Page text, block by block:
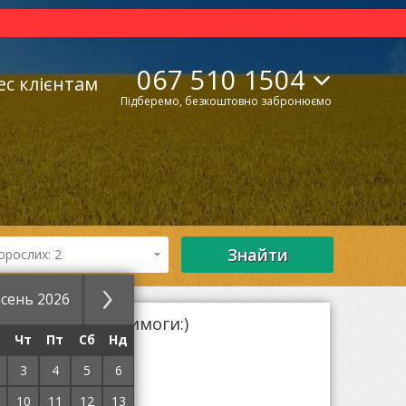
клієнтам 067 510 1504
Підберемо, безкоштовно забронюємо
2026
Чт Пт Сб
Нд
3 4 5
6
10 11 12
13
2 Знайти
ваші суворі вимоги:)
умов пошуку.
готель!